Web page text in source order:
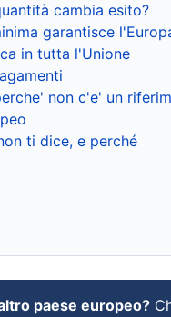
cambia esito?
garantisce
in tutta l'Unione
non c'e' un
ti dice, e perché
paese europeo?